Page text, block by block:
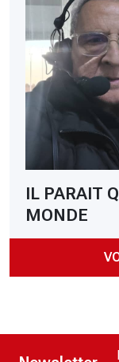
IL PARAIT
MONDE